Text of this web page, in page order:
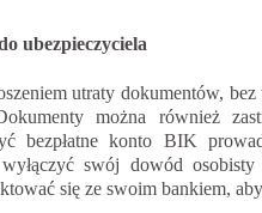
ubezpieczyciela
utraty dokumentów,
można również
bezpłatne konto BIK
swój dowód
się ze swoim bankiem,